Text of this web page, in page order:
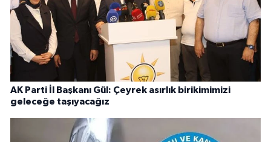
AK Parti İl Başkanı Gül: Çeyrek asırlık birikimimizi
geleceğe taşıyacağız